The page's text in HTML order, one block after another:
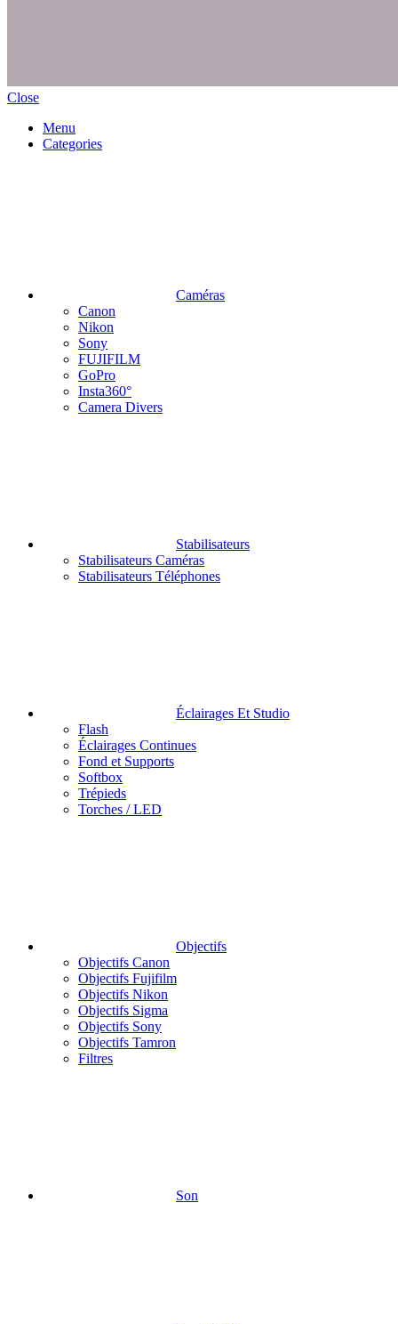
Close
Menu
Categories
Caméras
Canon
Nikon
Sony
FUJIFILM
GoPro
Insta360°
Camera Divers
Stabilisateurs
Stabilisateurs Caméras
Stabilisateurs Téléphones
Éclairages Et Studio
Flash
Éclairages Continues
Fond et Supports
Softbox
Trépieds
Torches / LED
Objectifs
Objectifs Canon
Objectifs Fujifilm
Objectifs Nikon
Objectifs Sigma
Objectifs Sony
Objectifs Tamron
Filtres
Son